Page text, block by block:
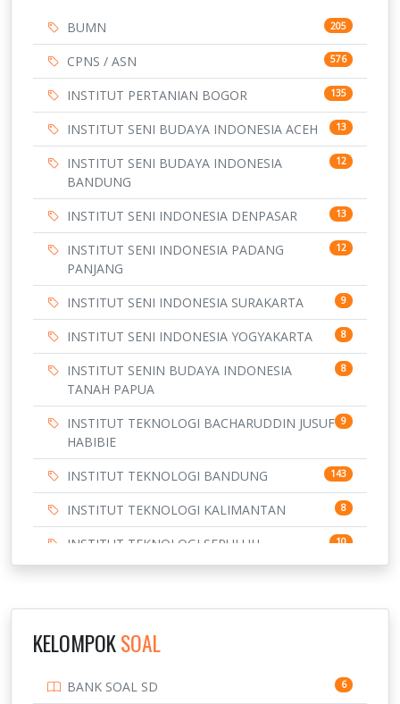
BUMN 205
CPNS / ASN 576
INSTITUT PERTANIAN BOGOR 135
INSTITUT SENI BUDAYA INDONESIA ACEH 13
INSTITUT SENI BUDAYA INDONESIA
BANDUNG
12
INSTITUT SENI INDONESIA DENPASAR 13
INSTITUT SENI INDONESIA PADANG
PANJANG
12
INSTITUT SENI INDONESIA SURAKARTA 9
INSTITUT SENI INDONESIA YOGYAKARTA 8
INSTITUT SENIN BUDAYA INDONESIA
TANAH PAPUA
8
INSTITUT TEKNOLOGI BACHARUDDIN JUSUF
HABIBIE
9
INSTITUT TEKNOLOGI BANDUNG 143
INSTITUT TEKNOLOGI KALIMANTAN 8
INSTITUT TEKNOLOGI SEPULUH
NOVEMBER
10
3
KELOMPOKSOAL
BANK SOAL SD 6